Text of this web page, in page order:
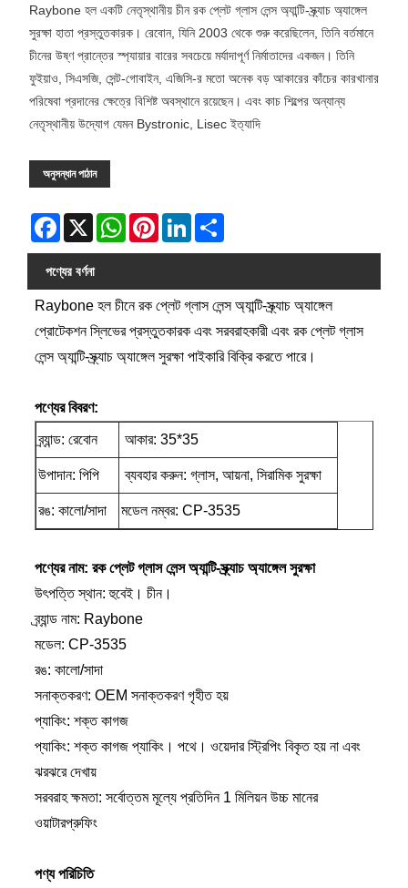
Raybone হল একটি নেতৃস্থানীয় চীন রক প্লেট গ্লাস লেন্স অ্যান্টি-স্ক্র্যাচ অ্যাঙ্গেল
সুরক্ষা হাতা প্রস্তুতকারক। রেবোন, যিনি 2003 থেকে শুরু করেছিলেন, তিনি বর্তমানে
চীনের উষ্ণ প্রান্তের স্প্যায়ার বারের সবচেয়ে মর্যাদাপূর্ণ নির্মাতাদের একজন। তিনি
ফুইয়াও, সিএসজি, সেন্ট-গোবাইন, এজিসি-র মতো অনেক বড় আকারের কাঁচের কারখানার
পরিষেবা প্রদানের ক্ষেত্রে বিশিষ্ট অবস্থানে রয়েছেন। এবং কাচ শিল্পের অন্যান্য
নেতৃস্থানীয় উদ্যোগ যেমন Bystronic, Lisec ইত্যাদি
অনুসন্ধান পাঠান
Facebook
X WhatsAppPinterestLinkedIn
পণ্যের বর্ণনা
Raybone হল চীনে রক প্লেট গ্লাস লেন্স অ্যান্টি-স্ক্র্যাচ অ্যাঙ্গেল
প্রোটেকশন স্লিভের প্রস্তুতকারক এবং সরবরাহকারী এবং রক প্লেট গ্লাস
লেন্স অ্যান্টি-স্ক্র্যাচ অ্যাঙ্গেল সুরক্ষা পাইকারি বিক্রি করতে পারে।
পণ্যের বিবরণ:
ব্র্যান্ড: রেবোন আকার: 35*35
উপাদান: পিপি ব্যবহার করুন: গ্লাস, আয়না, সিরামিক সুরক্ষা
রঙ: কালো/সাদা মডেল নম্বর: CP-3535
পণ্যের নাম: রক প্লেট গ্লাস লেন্স অ্যান্টি-স্ক্র্যাচ অ্যাঙ্গেল সুরক্ষা
উৎপত্তি স্থান: হুবেই। চীন।
ব্র্যান্ড নাম: Raybone
মডেল: CP-3535
রঙ: কালো/সাদা
সনাক্তকরণ: OEM সনাক্তকরণ গৃহীত হয়
প্যাকিং: শক্ত কাগজ
প্যাকিং: শক্ত কাগজ প্যাকিং। পথে। ওয়েদার স্ট্রিপিং বিকৃত হয় না এবং
ঝরঝরে দেখায়
সরবরাহ ক্ষমতা: সর্বোত্তম মূল্যে প্রতিদিন 1 মিলিয়ন উচ্চ মানের
ওয়াটারপ্রুফিং
পণ্য পরিচিতি